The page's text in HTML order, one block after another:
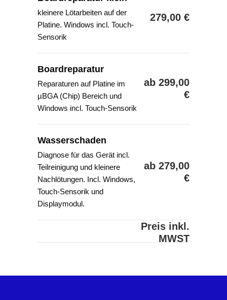
kleinere Lötarbeiten auf der
Platine. Windows incl. Touch-
Sensorik
279,00 €
Boardreparatur
Reparaturen auf Platine im
µBGA (Chip) Bereich und
Windows incl. Touch-Sensorik
ab 299,00
€
Wasserschaden
Diagnose für das Gerät incl.
Teilreinigung und kleinere
Nachlötungen. Incl. Windows,
Touch-Sensorik und
Displaymodul.
ab 279,00
€
Preis inkl.
MWST